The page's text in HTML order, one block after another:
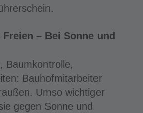
– Bei Sonne und
Baumkontrolle,
Bauhofmitarbeiter
Umso wichtiger
gegen Sonne und